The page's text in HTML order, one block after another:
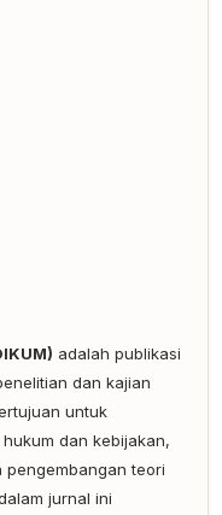
adalah publikasi
dan kajian
untuk
dan kebijakan,
pengembangan teori
jurnal ini